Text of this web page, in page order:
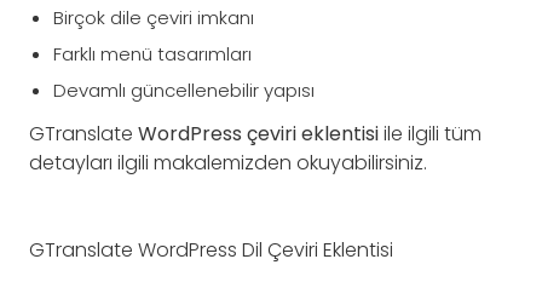
Birçok dile çeviri imkanı
Farklı menü tasarımları
Devamlı güncellenebilir yapısı
GTranslate WordPress çeviri eklentisiile ilgili tüm
detayları ilgili makalemizden okuyabilirsiniz.
GTranslate WordPress Dil Çeviri Eklentisi